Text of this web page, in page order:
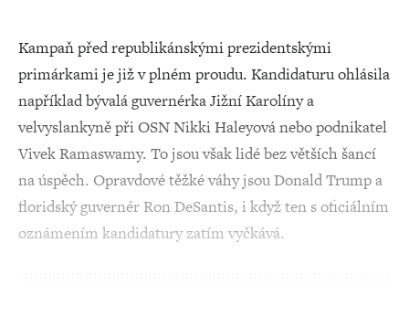
Kampaň před republikánskými prezidentskými
primárkami je již v plném proudu. Kandidaturu ohlásila
například bývalá guvernérka Jižní Karolíny a
velvyslankyně při OSN Nikki Haleyová nebo podnikatel
Vivek Ramaswamy. To jsou však lidé bez větších šancí
na úspěch. Opravdové těžké váhy jsou Donald Trump a
floridský guvernér Ron DeSantis, i když ten s oficiálním
oznámením kandidatury zatím vyčkává.